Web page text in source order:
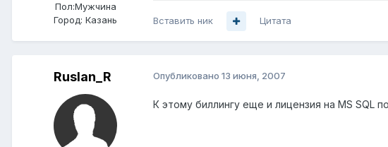
Пол:Мужчина
Город: Казань Вставить ник Цитата
Ruslan_R Опубликовано 13 июня, 2007
К этому биллингу еще и лицензия на MS SQL